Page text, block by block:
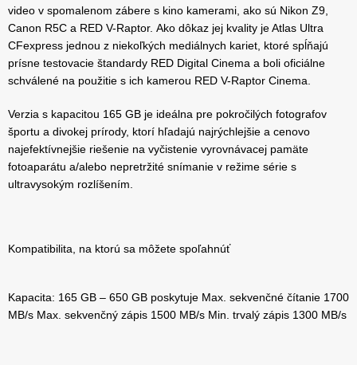
video v spomalenom zábere s kino kamerami, ako sú Nikon Z9,
Canon R5C a RED V-Raptor. Ako dôkaz jej kvality je Atlas Ultra
CFexpress jednou z niekoľkých mediálnych kariet, ktoré spĺňajú
prísne testovacie štandardy RED Digital Cinema a boli oficiálne
schválené na použitie s ich kamerou RED V-Raptor Cinema.
Verzia s kapacitou 165 GB je ideálna pre pokročilých fotografov
športu a divokej prírody, ktorí hľadajú najrýchlejšie a cenovo
najefektívnejšie riešenie na vyčistenie vyrovnávacej pamäte
fotoaparátu a/alebo nepretržité snímanie v režime série s
ultravysokým rozlíšením.
Kompatibilita, na ktorú sa môžete spoľahnúť
Kapacita: 165 GB – 650 GB poskytuje Max. sekvenčné čítanie 1700
MB/s Max. sekvenčný zápis 1500 MB/s Min. trvalý zápis 1300 MB/s